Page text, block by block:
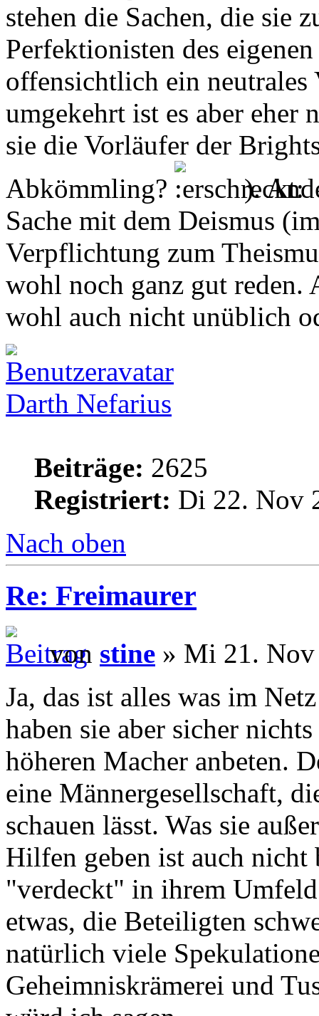
stehen die Sachen, die sie
Perfektionisten des
offensichtlich ein
umgekehrt ist es aber eher
sie die Vorläufer der
Abkömmling?
).
Sache mit dem Deismus
Verpflichtung zum
wohl noch ganz gut reden.
wohl auch nicht unüblich
Darth Nefarius
Beiträge: 2625
Registriert: Di 22. Nov
Nach oben
Re: Freimaurer
von stine » Mi 21.
Ja, das ist alles was im
haben sie aber sicher
höheren Macher anbeten.
eine Männergesellschaft,
schauen lässt. Was sie
Hilfen geben ist auch nicht
"verdeckt" in ihrem
etwas, die Beteiligten
natürlich viele
Geheimniskrämerei und